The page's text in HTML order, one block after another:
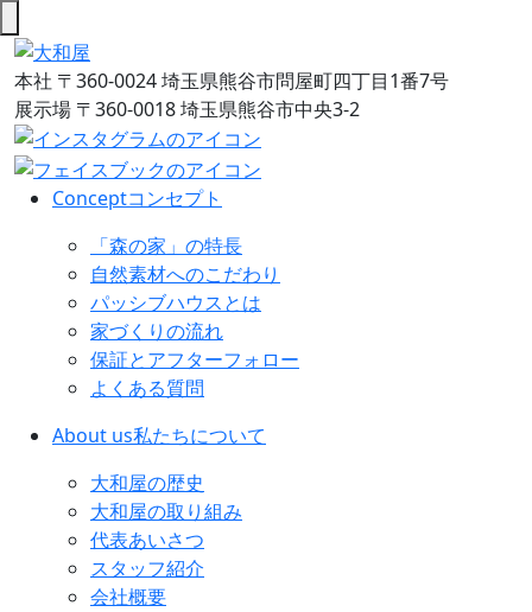
本社 〒360-0024 埼玉県熊谷市問屋町四丁目1番7号
展示場 〒360-0018 埼玉県熊谷市中央3-2
Conceptコンセプト
「森の家」の特長
自然素材へのこだわり
パッシブハウスとは
家づくりの流れ
保証とアフターフォロー
よくある質問
About us私たちについて
大和屋の歴史
大和屋の取り組み
代表あいさつ
スタッフ紹介
会社概要